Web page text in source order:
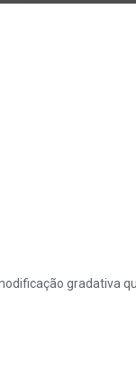
gradativa